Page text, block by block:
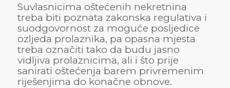
Suvlasnicima oštećenih nekretnina
treba biti poznata zakonska regulativa i
suodgovornost za moguće posljedice
ozljeda prolaznika, pa opasna mjesta
treba označiti tako da budu jasno
vidljiva prolaznicima, ali i što prije
sanirati oštećenja barem privremenim
riješenjima do konačne obnove.